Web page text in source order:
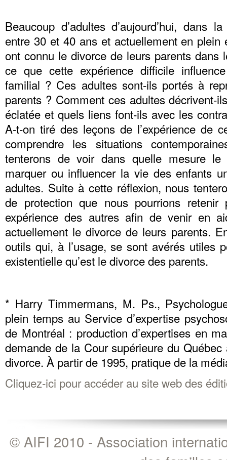
Beaucoup d’adultes d’aujourd’hui, dans
entre 30 et 40 ans et actuellement en plein
ont connu le divorce de leurs parents dans
ce que cette expérience difficile
familial ? Ces adultes sont-ils portés à
parents ? Comment ces adultes décrivent-
éclatée et quels liens font-ils avec les
A-t-on tiré des leçons de l’expérience de
comprendre les situations
tenterons de voir dans quelle mesure
marquer ou influencer la vie des enfants
adultes. Suite à cette réflexion, nous
de protection que nous pourrions
expérience des autres afin de venir en
actuellement le divorce de leurs parents.
outils qui, à l’usage, se sont avérés utiles
existentielle qu’est le divorce des parents.
* Harry Timmermans, M. Ps.,
plein temps au Service d’expertise
de Montréal : production d’expertises en
demande de la Cour supérieure du
divorce. À partir de 1995, pratique de la
Cliquez-ici pour accéder au site web des
© AIFI 2010 - Association